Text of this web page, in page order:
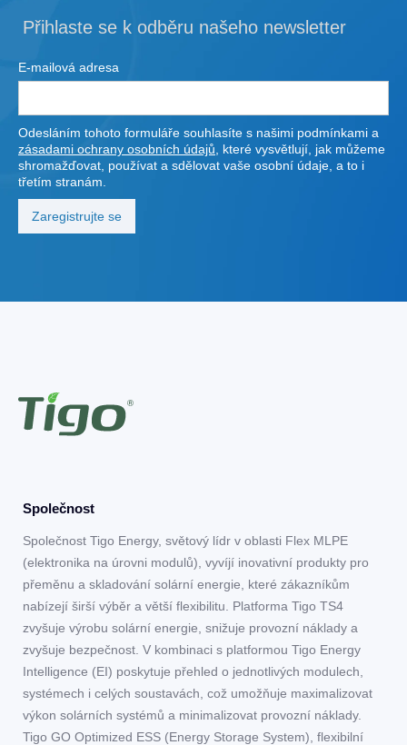
Přihlaste se k odběru našeho newsletter
E-mailová adresa
Odesláním tohoto formuláře souhlasíte s našimi podmínkami a
zásadami ochrany osobních údajů , které vysvětlují, jak můžeme
shromažďovat, používat a sdělovat vaše osobní údaje, a to i
třetím stranám.
Společnost
Společnost Tigo Energy, světový lídr v oblasti Flex MLPE
(elektronika na úrovni modulů), vyvíjí inovativní produkty pro
přeměnu a skladování solární energie, které zákazníkům
nabízejí širší výběr a větší flexibilitu. Platforma Tigo TS4
zvyšuje výrobu solární energie, snižuje provozní náklady a
zvyšuje bezpečnost. V kombinaci s platformou Tigo Energy
Intelligence (EI) poskytuje přehled o jednotlivých modulech,
systémech i celých soustavách, což umožňuje maximalizovat
výkon solárních systémů a minimalizovat provozní náklady.
Tigo GO Optimized ESS (Energy Storage System), flexibilní